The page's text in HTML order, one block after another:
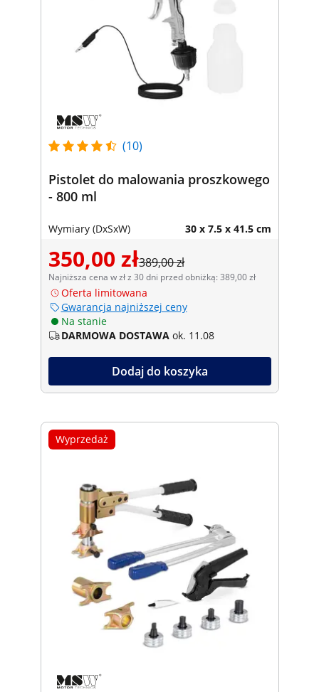
(10)
Pistolet do malowania proszkowego
- 800 ml
Wymiary (DxSxW) 30 x 7.5 x 41.5 cm
350,00 zł389,00 zł
Najniższa cena w zł z 30 dni przed obniżką: 389,00 zł
Oferta limitowana
Gwarancja najniższej ceny
Na stanie
DARMOWA DOSTAWA ok. 11.08
Dodaj do koszyka
Wyprzedaż